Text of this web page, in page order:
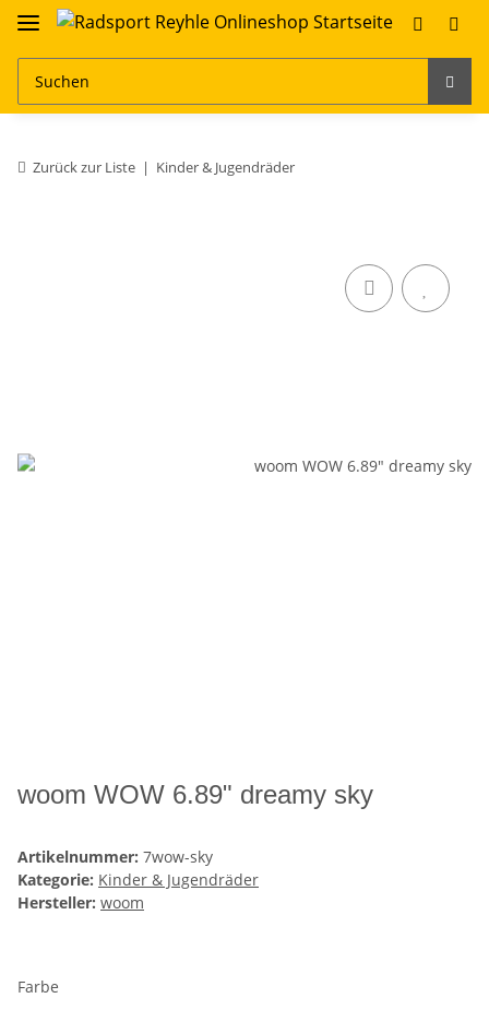
Zurück zur Liste Kinder & Jugendräder
woom WOW 6.89" dreamy sky
Artikelnummer: 7wow-sky
Kategorie: Kinder & Jugendräder
Hersteller: woom
Farbe